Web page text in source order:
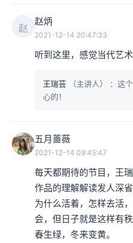
赵
赵炳
2021-12-14 20:47:33
听到这里，感觉当代艺
王瑞芸 （主讲人）
：这
心的！
五月蔷薇
2021-12-14 09:45:47
每天都期待的节目，王
作品的理解解读发人深省
为什么活着，怎样去活
会，但日子就是这样有
春生绿，冬来变黄。